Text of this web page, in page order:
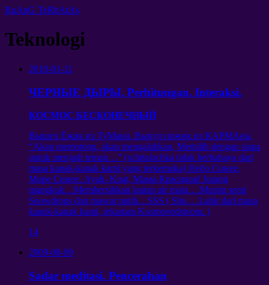
RuAnG TeRbAtAs
Teknologi
2010-01-11
ЧЕРНЫЕ ДЫРЫ. Perhitungan. Interaksi.
КОСМОС БЕСКОНЕЧНЫЙ
Вышел Ёжик из ТуМана. Вынул ножик из КАРМАна.
“Akan memotong, akan mengalahkan, Memilih dengan siapa
untuk menjadi teman…” (schitalochka tidak berbahaya dari
masa kanak-kanak kami yang terkemuka) Небо Синее,
Море Синее. Ayah- Kuat, Мама-Красивая! Jurang
mangkuk…Membersihkan lautan air mata….Musim semi
Snowdrops dan mawar putih…SSS ( Shu …Lahir dari masa
kanak-kanak kami, rekaman Kosmovedstvom. )
14
2009-08-09
Sadar meditasi. Pencerahan